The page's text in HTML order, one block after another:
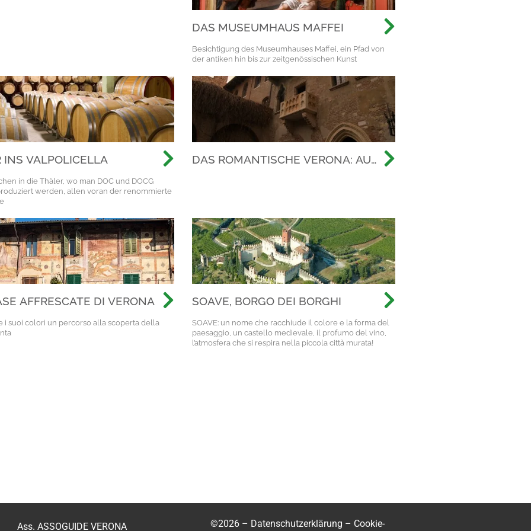
DAS MUSEUMHAUS MAFFEI
Besichtigung des Museumhauses Maffei, ein Pfad von
der antiken hin bis zur zeitgenössischen Kunst
INS VALPOLICELLA
in die Thäler, wo man DOC und DOCG
werden, allen voran der renommierte
DAS ROMANTISCHE VERONA: AUF
ZEITEN
AFFRESCATE DI VERONA
i suoi colori un percorso alla scoperta della
SOAVE, BORGO DEI BORGHI
SOAVE: un nome che racchiude il colore e la forma del
paesaggio, un castello medievale, il profumo del vino,
l’atmosfera che si respira nella piccola città murata!
Ass. ASSOGUIDE VERONA ©2026 – Datenschutzerklärung – Cookie-